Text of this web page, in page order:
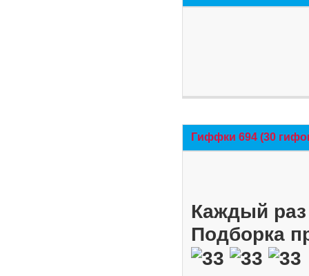
Гиффки 694 (30
Каждый
Подборка